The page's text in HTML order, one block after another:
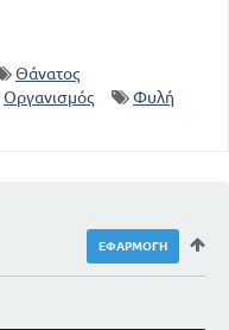
Θάνατος
Οργανισμός Φυλή